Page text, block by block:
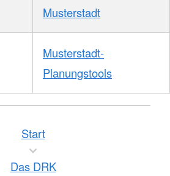
Musterstadt
Musterstadt-
Planungstools
Start
Das DRK